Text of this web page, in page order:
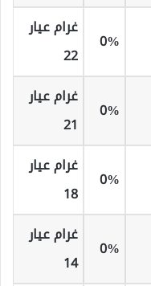
0%
غرام عيار
22
0%
غرام عيار
21
0%
غرام عيار
18
0%
غرام عيار
14